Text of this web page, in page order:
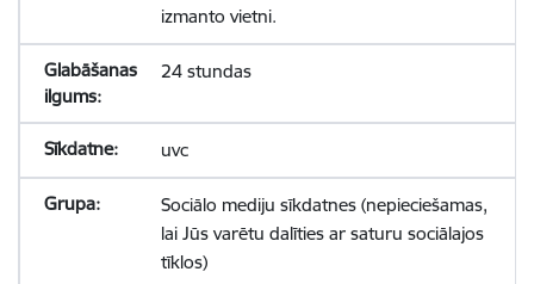
izmanto vietni.
24 stundas
uvc
Sociālo mediju sīkdatnes (nepieciešamas,
lai Jūs varētu dalīties ar saturu sociālajos
tīklos)